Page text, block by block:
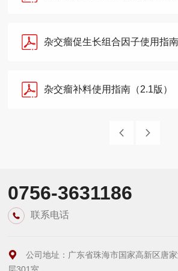
杂交瘤促生长组合因子使用指南（
杂交瘤补料使用指南（2.1版）
0756-3631186
联系电话
公司地址：广东省珠海市国家高新区唐